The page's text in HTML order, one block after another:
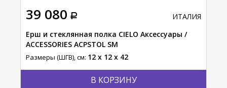
39 080
В КОРЗИНУ
ИТАЛИЯ
Ерш и стеклянная полка CIELO Аксессуары /
ACCESSORIES ACPSTOL SM
Размеры (ШГВ), см: 12 x 12 x 42